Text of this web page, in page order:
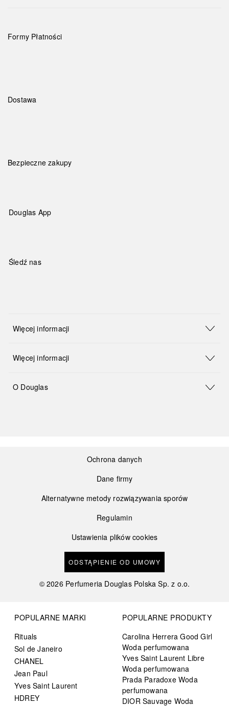
Formy Płatności
Dostawa
Bezpieczne zakupy
Douglas App
Śledź nas
Więcej informacji
Więcej informacji
O Douglas
Ochrona danych
Dane firmy
Alternatywne metody rozwiązywania sporów
Regulamin
Ustawienia plików cookies
ODSTĄPIENIE OD UMOWY
©2026 Perfumeria Douglas Polska Sp. z o.o.
POPULARNE MARKI
Rituals
Sol de Janeiro
CHANEL
Jean Paul
Yves Saint Laurent
HDREY
POPULARNE PRODUKTY
Carolina Herrera Good Girl
Woda perfumowana
Yves Saint Laurent Libre
Woda perfumowana
Prada Paradoxe Woda
perfumowana
DIOR Sauvage Woda